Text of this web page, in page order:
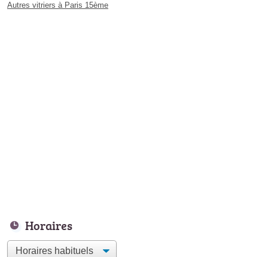
Autres vitriers à Paris 15ème
Horaires